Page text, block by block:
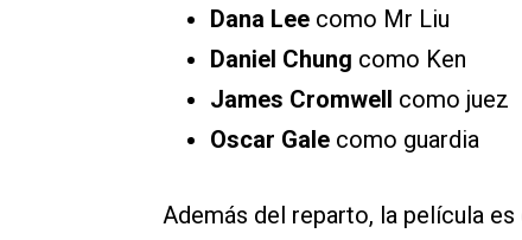
Dana Lee como Mr Liu
Daniel Chung como Ken
James Cromwell como juez
Oscar Gale como guardia
Además del reparto, la película